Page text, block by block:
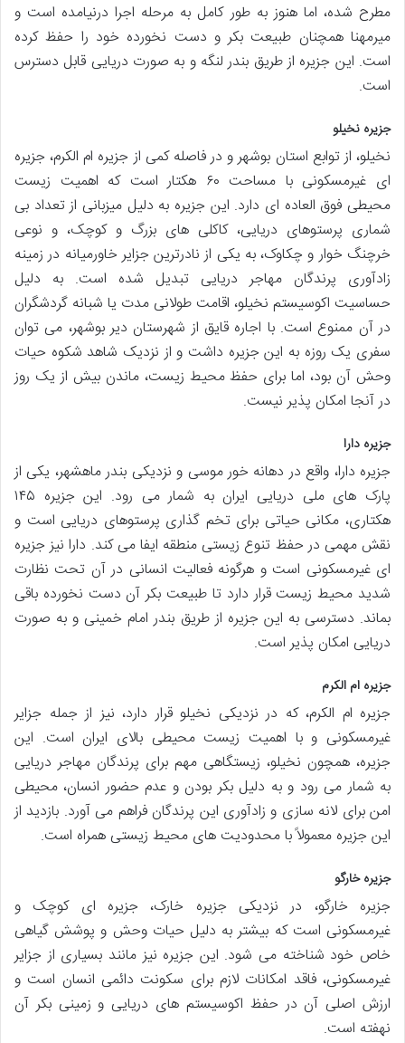
مطرح شده، اما هنوز به طور کامل به مرحله اجرا درنیامده است و
میرمهنا همچنان طبیعت بکر و دست نخورده خود را حفظ کرده
است. این جزیره از طریق بندر لنگه و به صورت دریایی قابل دسترس
است.
جزیره نخیلو
نخیلو، از توابع استان بوشهر و در فاصله کمی از جزیره ام الکرم، جزیره
ای غیرمسکونی با مساحت ۶۰ هکتار است که اهمیت زیست
محیطی فوق العاده ای دارد. این جزیره به دلیل میزبانی از تعداد بی
شماری پرستوهای دریایی، کاکلی های بزرگ و کوچک، و نوعی
خرچنگ خوار و چکاوک، به یکی از نادرترین جزایر خاورمیانه در زمینه
زادآوری پرندگان مهاجر دریایی تبدیل شده است. به دلیل
حساسیت اکوسیستم نخیلو، اقامت طولانی مدت یا شبانه گردشگران
در آن ممنوع است. با اجاره قایق از شهرستان دیر بوشهر، می توان
سفری یک روزه به این جزیره داشت و از نزدیک شاهد شکوه حیات
وحش آن بود، اما برای حفظ محیط زیست، ماندن بیش از یک روز
در آنجا امکان پذیر نیست.
جزیره دارا
جزیره دارا، واقع در دهانه خور موسی و نزدیکی بندر ماهشهر، یکی از
پارک های ملی دریایی ایران به شمار می رود. این جزیره ۱۴۵
هکتاری، مکانی حیاتی برای تخم گذاری پرستوهای دریایی است و
نقش مهمی در حفظ تنوع زیستی منطقه ایفا می کند. دارا نیز جزیره
ای غیرمسکونی است و هرگونه فعالیت انسانی در آن تحت نظارت
شدید محیط زیست قرار دارد تا طبیعت بکر آن دست نخورده باقی
بماند. دسترسی به این جزیره از طریق بندر امام خمینی و به صورت
دریایی امکان پذیر است.
جزیره ام الکرم
جزیره ام الکرم، که در نزدیکی نخیلو قرار دارد، نیز از جمله جزایر
غیرمسکونی و با اهمیت زیست محیطی بالای ایران است. این
جزیره، همچون نخیلو، زیستگاهی مهم برای پرندگان مهاجر دریایی
به شمار می رود و به دلیل بکر بودن و عدم حضور انسان، محیطی
امن برای لانه سازی و زادآوری این پرندگان فراهم می آورد. بازدید از
این جزیره معمولاً با محدودیت های محیط زیستی همراه است.
جزیره خارگو
جزیره خارگو، در نزدیکی جزیره خارک، جزیره ای کوچک و
غیرمسکونی است که بیشتر به دلیل حیات وحش و پوشش گیاهی
خاص خود شناخته می شود. این جزیره نیز مانند بسیاری از جزایر
غیرمسکونی، فاقد امکانات لازم برای سکونت دائمی انسان است و
ارزش اصلی آن در حفظ اکوسیستم های دریایی و زمینی بکر آن
نهفته است.